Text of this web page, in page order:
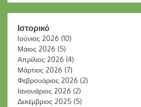
Ιστορικό
Ιούνιος 2026 (10)
Μάιος 2026 (5)
Απρίλιος 2026 (4)
Μάρτιος 2026 (7)
Φεβρουάριος 2026 (2)
Ιανουάριος 2026 (2)
Δεκέμβριος 2025 (5)